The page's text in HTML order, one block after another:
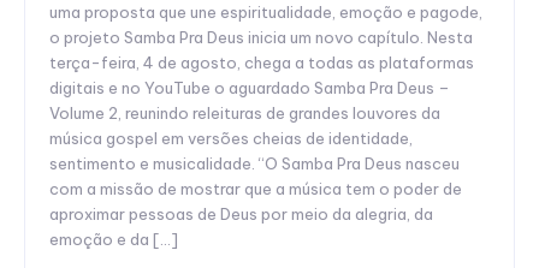
uma proposta que une espiritualidade, emoção e pagode,
o projeto Samba Pra Deus inicia um novo capítulo. Nesta
terça-feira, 4 de agosto, chega a todas as plataformas
digitais e no YouTube o aguardado Samba Pra Deus –
Volume 2, reunindo releituras de grandes louvores da
música gospel em versões cheias de identidade,
sentimento e musicalidade. “O Samba Pra Deus nasceu
com a missão de mostrar que a música tem o poder de
aproximar pessoas de Deus por meio da alegria, da
emoção e da […]